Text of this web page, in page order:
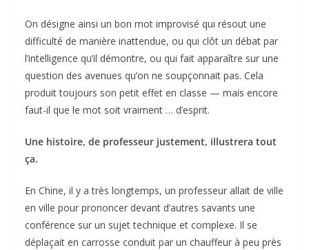
On désigne ainsi un bon mot improvisé qui résout une
difficulté de manière inattendue, ou qui clôt un débat par
l’intelligence qu’il démontre, ou qui fait apparaître sur une
question des avenues qu’on ne soupçonnait pas. Cela
produit toujours son petit effet en classe — mais encore
faut-il que le mot soit vraiment … d’esprit.
Une histoire, de professeur justement, illustrera tout
ça.
En Chine, il y a très longtemps, un professeur allait de ville
en ville pour prononcer devant d’autres savants une
conférence sur un sujet technique et complexe. Il se
déplaçait en carrosse conduit par un chauffeur à peu près